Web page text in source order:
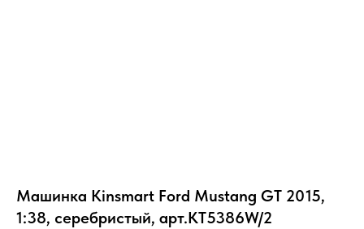
Машинка Kinsmart Ford Mustang GT 2015,
1:38, серебристый, арт.KT5386W/2